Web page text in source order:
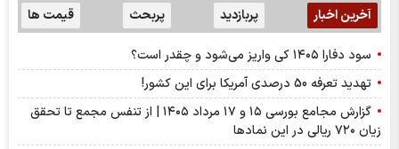
آخرین اخبار پربازدید پربحث قیمت ها
سود دفارا ۱۴۰۵ کی واریز می‌شود و چقدر است؟
تهدید تعرفه 50 درصدی آمریکا برای این کشور!
گزارش مجامع بورسی ۱۵ و ۱۷ مرداد ۱۴۰۵ | از تنفس مجمع تا تحقق
زیان ۷۲۰ ریالی در این نماد‌ها